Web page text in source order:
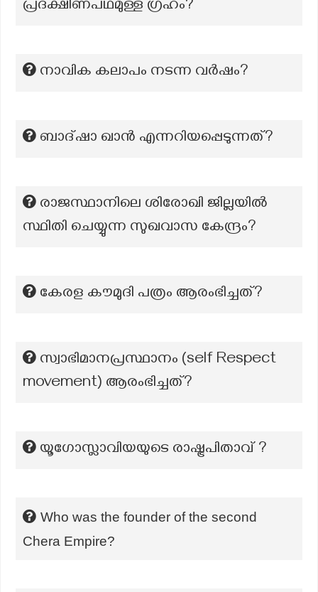
പ്രദക്ഷിണപഥമുള്ള ഗ്രഹം?
നാവിക കലാപം നടന്ന വർഷം?
ബാദ്ഷാ ഖാൻ എന്നറിയപ്പെടുന്നത്?
രാജസ്ഥാനിലെ ശിരോഖി ജില്ലയിൽ
സ്ഥിതി ചെയ്യുന്ന സുഖവാസ കേന്ദ്രം?
കേരള കൗമുദി പത്രം ആരംഭിച്ചത്?
സ്വാഭിമാനപ്രസ്ഥാനം (self Respect
movement) ആരംഭിച്ചത്?
യൂഗോസ്ലാവിയയുടെ രാഷ്ട്രപിതാവ് ?
Who was the founder of the second
Chera Empire?